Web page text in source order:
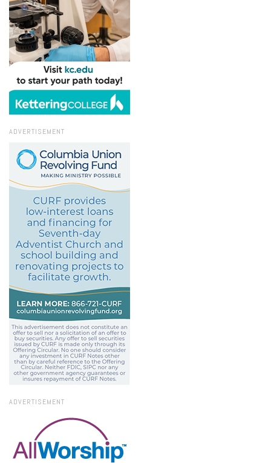
ADVERTISEMENT
ADVERTISEMENT